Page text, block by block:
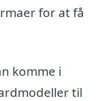
for at få
komme i
til